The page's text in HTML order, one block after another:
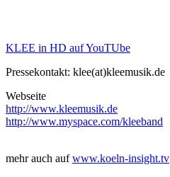
KLEE in HD auf YouTUbe
Pressekontakt: klee(at)kleemusik.de
Webseite
http://www.kleemusik.de
http://www.myspace.com/kleeband
mehr auch aufwww.koeln-insight.tv